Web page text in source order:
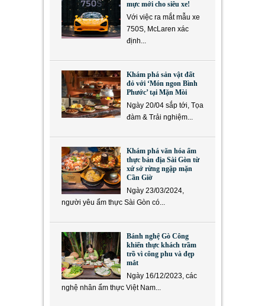
mực mới cho siêu xe!
Với việc ra mắt mẫu xe
750S, McLaren xác
định...
Khám phá sản vật đất
đỏ với ‘Món ngon Bình
Phước’ tại Mặn Mòi
Ngày 20/04 sắp tới, Tọa
đàm & Trải nghiệm...
Khám phá văn hóa ẩm
thực bản địa Sài Gòn từ
xứ sở rừng ngập mặn
Cần Giờ
Ngày 23/03/2024,
người yêu ẩm thực Sài Gòn có...
Bánh nghệ Gò Công
khiến thực khách trầm
trồ vì công phu và đẹp
mắt
Ngày 16/12/2023, các
nghệ nhân ẩm thực Việt Nam...